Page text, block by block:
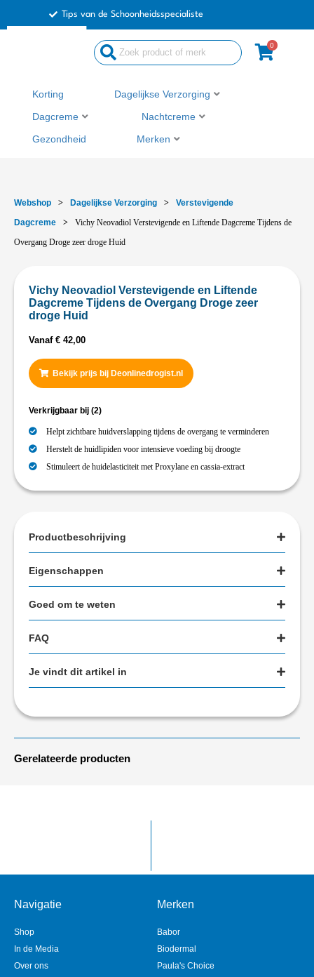
Tips van de Schoonheidsspecialiste
0
Korting Dagelijkse Verzorging
Dagcreme Nachtcreme
Gezondheid Merken
Webshop > Dagelijkse Verzorging >
Verstevigende
Dagcreme
>
Vichy Neovadiol Verstevigende en Liftende Dagcreme Tijdens de
Overgang Droge zeer droge Huid
Vichy Neovadiol Verstevigende en Liftende
Dagcreme Tijdens de Overgang Droge zeer
droge Huid
Vanaf € 42,00
Bekijk prijs bij Deonlinedrogist.nl
Verkrijgbaar bij (2)
Helpt zichtbare huidverslapping tijdens de overgang te verminderen
Herstelt de huidlipiden voor intensieve voeding bij droogte
Stimuleert de huidelasticiteit met Proxylane en cassia-extract
Productbeschrijving
Eigenschappen
Goed om te weten
FAQ
Je vindt dit artikel in
Gerelateerde producten
Navigatie
Shop
In de Media
Over ons
Merken
Babor
Biodermal
Paula's Choice